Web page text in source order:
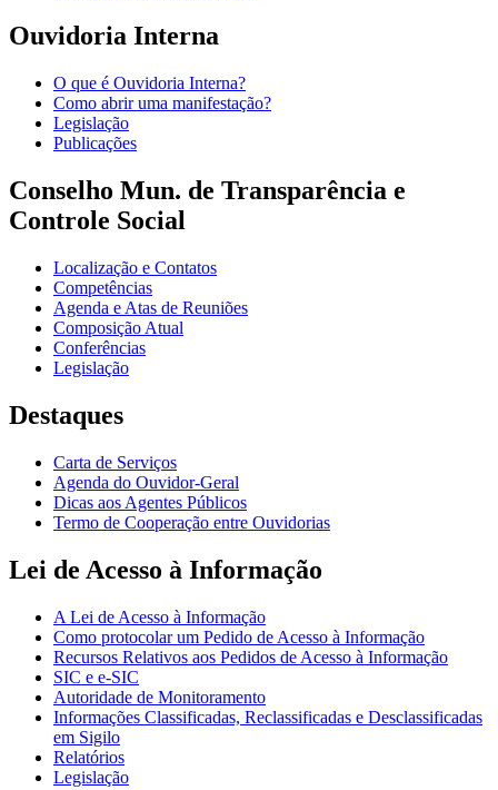
Ouvidoria Interna
O que é Ouvidoria Interna?
Como abrir uma manifestação?
Legislação
Publicações
Conselho Mun. de Transparência e
Controle Social
Localização e Contatos
Competências
Agenda e Atas de Reuniões
Composição Atual
Conferências
Legislação
Destaques
Carta de Serviços
Agenda do Ouvidor-Geral
Dicas aos Agentes Públicos
Termo de Cooperação entre Ouvidorias
Lei de Acesso à Informação
A Lei de Acesso à Informação
Como protocolar um Pedido de Acesso à Informação
Recursos Relativos aos Pedidos de Acesso à Informação
SIC e e-SIC
Autoridade de Monitoramento
Informações Classificadas, Reclassificadas e Desclassificadas
em Sigilo
Relatórios
Legislação